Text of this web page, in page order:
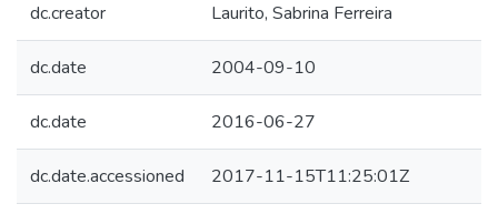
dc.creator Laurito, Sabrina Ferreira
dc.date 2004-09-10
dc.date 2016-06-27
dc.date.accessioned 2017-11-15T11:25:01Z